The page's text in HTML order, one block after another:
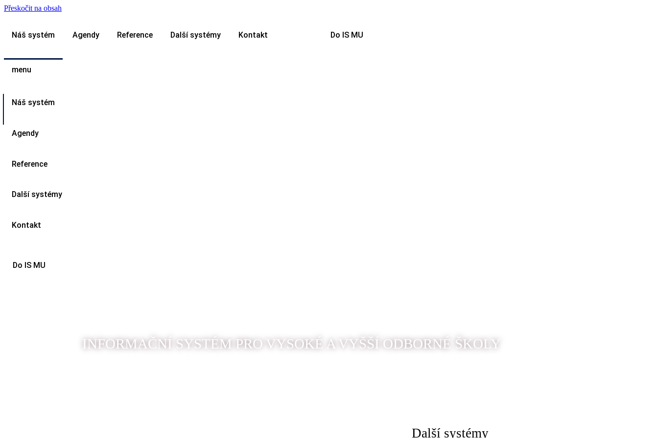
Přeskočit na obsah
Náš systém Agendy Reference Další systémy Kontakt Do IS MU
menu
Náš systém
Agendy
Reference
Další systémy
Kontakt
Do IS MU
INFORMAČNÍ SYSTÉM PRO VYSOKÉ A VYŠŠÍ ODBORNÉ ŠKOLY
Další systémy